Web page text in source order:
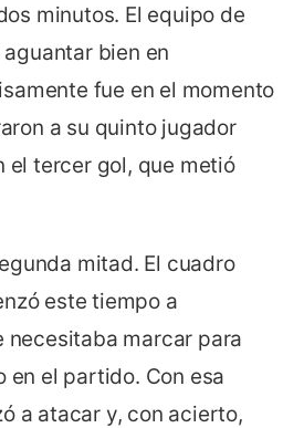
minutos. El equipo de
bien en
fue en el momento
a su quinto jugador
el tercer gol, que metió
mitad. El cuadro
este tiempo a
necesitaba marcar para
en el partido. Con esa
a atacar y, con acierto,